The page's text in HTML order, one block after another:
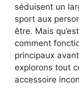
séduisent un
sport aux
être. Mais
comment
principaux
explorons tout
accessoire